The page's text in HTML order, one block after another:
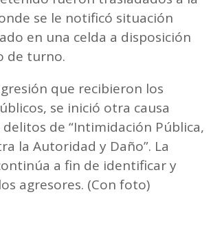
se le notificó situación
en una celda a disposición
de turno.
que recibieron los
se inició otra causa
de “Intimidación Pública,
la Autoridad y Daño”. La
a fin de identificar y
agresores. (Con foto)